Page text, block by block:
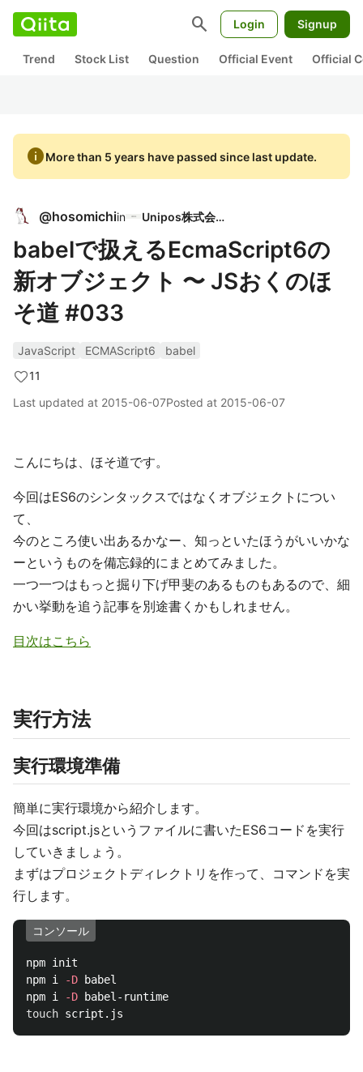
search Login Signup
Trend Stock List Question Official Event Official
infoMore than 5 years have passed since last update.
@hosomichiin Unipos株式会社
babelで扱えるEcmaScript6の
新オブジェクト 〜 JSおくのほ
そ道 #033
JavaScript ECMAScript6
babel
11
Last updated at 2015-06-07Posted at 2015-06-07
こんにちは、ほそ道です。
今回はES6のシンタックスではなくオブジェクトについ
て、
今のところ使い出あるかなー、知っといたほうがいいかな
ーというものを備忘録的にまとめてみました。
一つ一つはもっと掘り下げ甲斐のあるものもあるので、細
かい挙動を追う記事を別途書くかもしれません。
目次はこちら
実行方法
実行環境準備
簡単に実行環境から紹介します。
今回はscript.jsというファイルに書いたES6コードを実行
していきましょう。
まずはプロジェクトディレクトリを作って、コマンドを実
行します。
コンソール
npm init
npm i
-D babel
npm i
-D
touch